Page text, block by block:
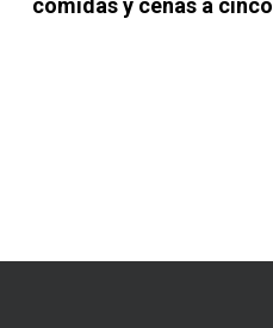
comidas y cenas a